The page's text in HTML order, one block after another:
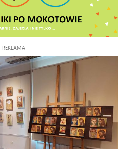
REKLAMA